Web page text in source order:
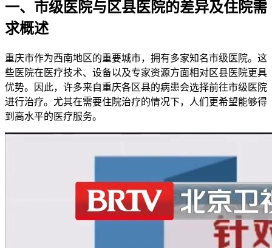
一、市级医院与区县医院的差异及住院需
求概述
重庆市作为西南地区的重要城市，拥有多家知名市级医院。这
些医院在医疗技术、设备以及专家资源方面相对区县医院更具
优势。因此，许多来自重庆各区县的病患会选择前往市级医院
进行治疗。尤其在需要住院治疗的情况下，人们更希望能够得
到高水平的医疗服务。